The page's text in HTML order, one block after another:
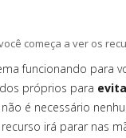
começa a ver os
funcionando para
próprios para
é necessário
irá parar nas